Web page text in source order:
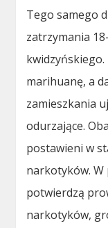
Tego samego
zatrzymania
kwidzyńskiego.
marihuanę, a
zamieszkania
odurzające.
postawieni w
narkotyków. W
potwierdzą
narkotyków,